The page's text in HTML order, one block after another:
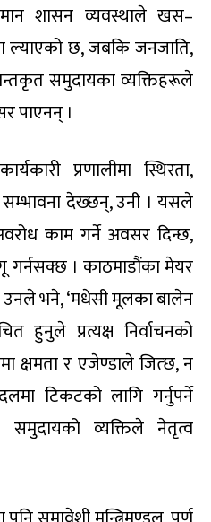
शासन व्यवस्थाले खस–
ल्याएको छ, जबकि जनजाति,
समुदायका व्यक्तिहरूले
पाएनन् ।
प्रणालीमा स्थिरता,
सम्भावना देख्छन्, उनी । यसले
काम गर्ने अवसर दिन्छ,
गर्नसक्छ । काठमाडौंका मेयर
भने, ‘मधेसी मूलका बालेन
हुनुले प्रत्यक्ष निर्वाचनको
क्षमता र एजेण्डाले जित्छ, न
टिकटको लागि गर्नुपर्ने
व्यक्तिले नेतृत्व